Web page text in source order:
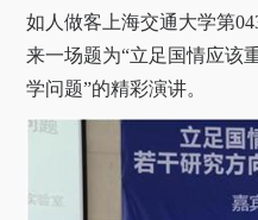
专项工作
如人做客上海交通大学第
来一场题为“立足国情应该
学问题”的精彩演讲。